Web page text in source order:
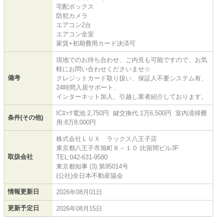
宅配ボックス
防犯カメラ
エアコン2台
エアコン全室
家賃+初期費用カード決済可
備考
現地でのお待ち合わせ、ご内見も可能ですので、お気
軽にお問い合わせくださいませ☆
クレジットカード取り扱い、保証人不要システム有、
24時間入居サポート、
インターネット加入、引越し業者紹介しております。
条件(その他)
ICﾛｯｸ電池:2,750円 鍵交換代:1万6,500円 室内清掃費
用:8万8,000円
取扱会社
株式会社ＬＵＸ ラックス八王子店
東京都八王子市旭町８－１０ 比留間ビル3F
TEL:042-631-9580
東京都知事 (3) 第95014号
(公社)全日本不動産協会
情報更新日 2026年08月01日
更新予定日 2026年08月15日